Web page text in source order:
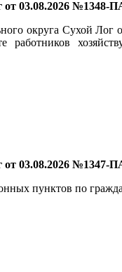
от 03.08.2026 №1348-
округа Сухой
от 03.08.2026 №1347-
пунктов по